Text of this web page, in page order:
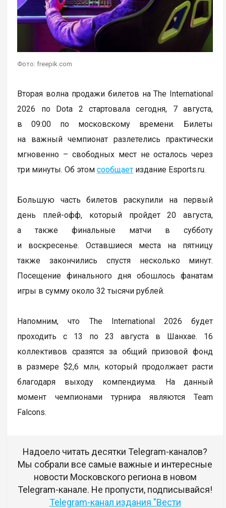
Фото: freepik.com
Вторая волна продажи билетов на The International
2026 по Dota 2 стартовала сегодня, 7 августа,
в 09:00 по московскому времени. Билеты
на важный чемпионат разлетелись практически
мгновенно – свободных мест не осталось через
три минуты. Об этомсообщает издание Esports.ru.
Большую часть билетов раскупили на первый
день плей-офф, который пройдет 20 августа,
а также финальные матчи в субботу
и воскресенье. Оставшиеся места на пятницу
также закончились спустя несколько минут.
Посещение финального дня обошлось фанатам
игры в сумму около 32 тысячи рублей.
Напомним, что The International 2026 будет
проходить с 13 по 23 августа в Шанхае. 16
коллективов сразятся за общий призовой фонд
в размере $2,6 млн, который продолжает расти
благодаря выходу компендиума. На данный
момент чемпионами турнира являются Team
Falcons.
Надоело читать десятки Telegram-каналов?
Мы собрали все самые важные и интересные
новости Московского региона в новом
Telegram-канале. Не пропусти, подписывайся!
Telegram-канал издания "Вести